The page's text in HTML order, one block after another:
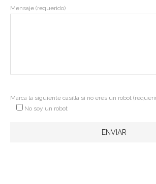
Mensaje (requerido)
Marca la siguiente casilla si no eres un robot
No soy un robot